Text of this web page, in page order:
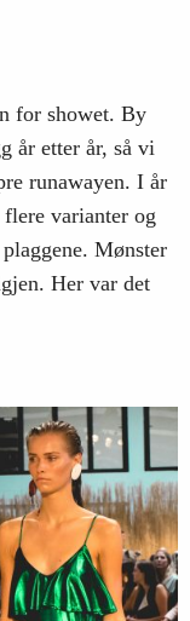
for showet. By
år etter år, så vi
runawayen. I år
varianter og
Mønster
Her var det